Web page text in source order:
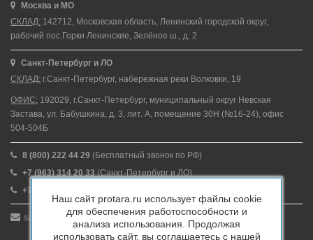
Москва и МО
СКЛАД: 142712, Московская область, Ленинский городской округ,
рабочий пос.Горки Ленинские, Зелёное ш., д. 2
Санкт-Петербург и ЛО
СКЛАД: г.Санкт-Петербург, набережная реки Волковки, 19
ОФИС: 192029, г.Санкт-Петербург, муниципальный округ Невская
Застава, ул. Бабушкина, д. 3, лит. А, помещение 30Н (№16-24), офис
504-504Б
8 (800) 222 44 29 (Бесплатный звонок по РФ)
+7 (963) 314 20 33(Санкт-Петербург и ЛО)
+7 (963) 314 20 33
sales@protara.ru
Наш сайт protara.ru использует файлы cookie
для обеспечения работоспособности и
анализа использования. Продолжая
использовать сайт, вы соглашаетесь с нашей